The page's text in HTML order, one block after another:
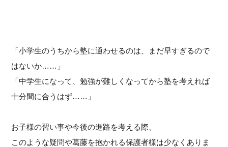
「小学生のうちから塾に通わせるのは、まだ早すぎるので
はないか……」
「中学生になって、勉強が難しくなってから塾を考えれば
十分間に合うはず……」
お子様の習い事や今後の進路を考える際、
このような疑問や葛藤を抱かれる保護者様は少なくありま